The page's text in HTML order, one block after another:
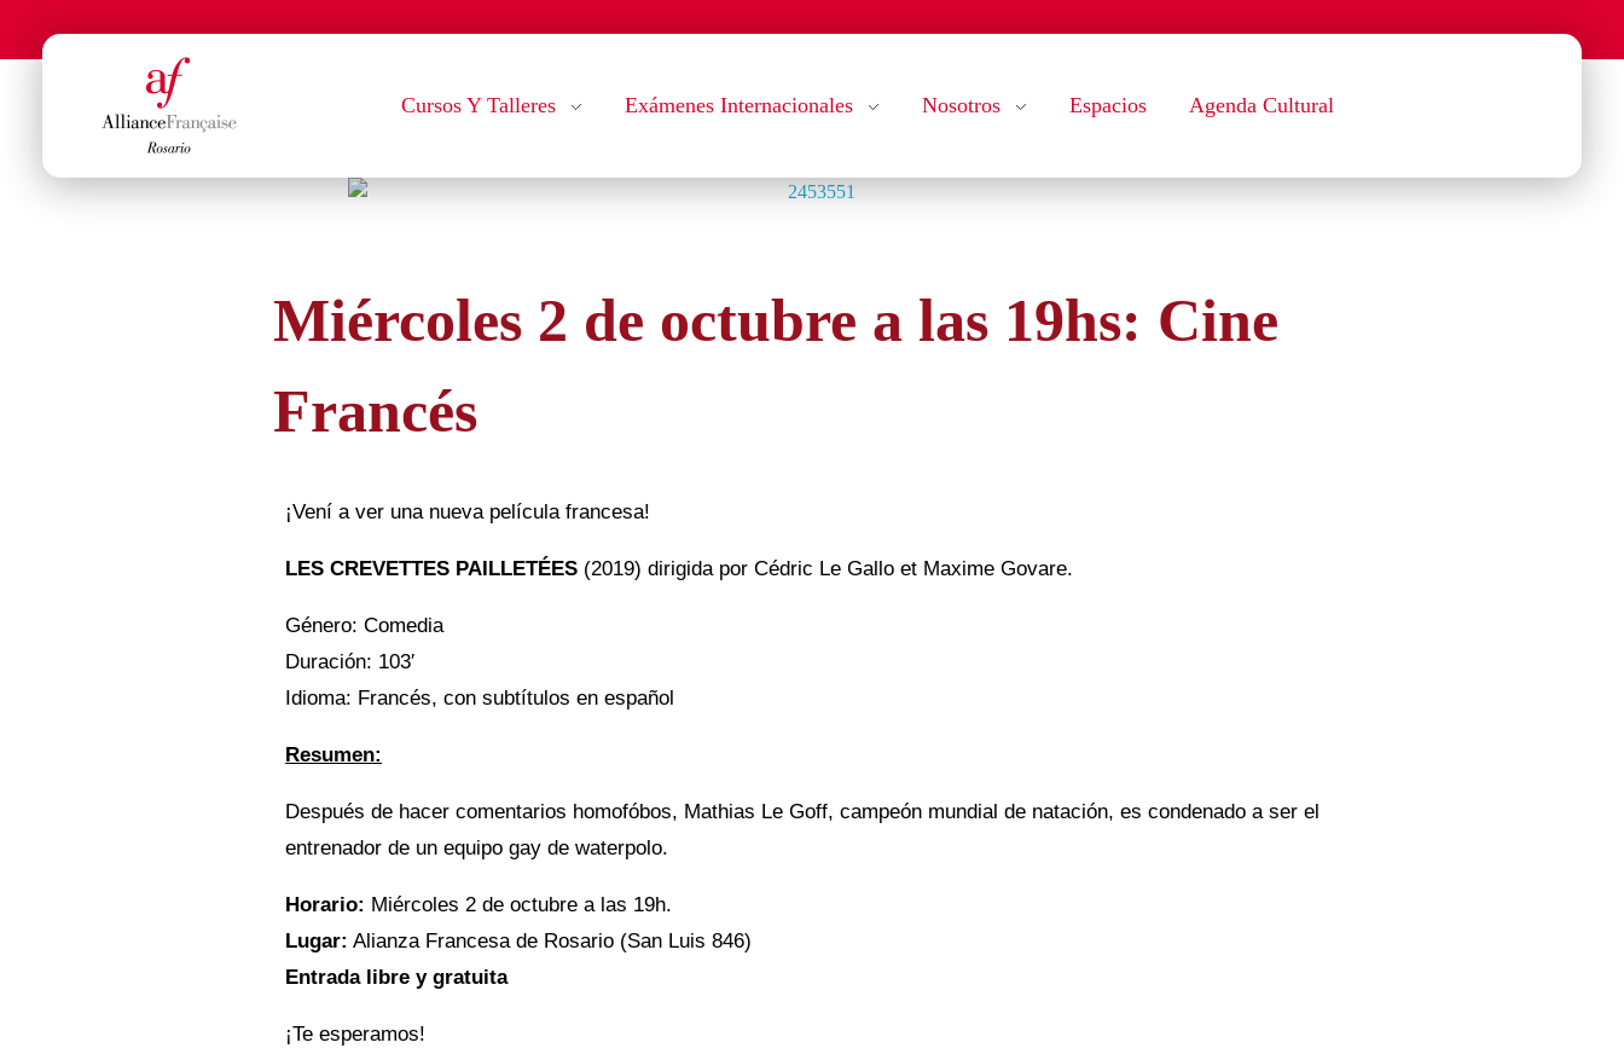
Alianza Francesa de Rosario - Francès en Rosario
Alianza Francesa de Rosario - Francès en Rosario
Cursos Y Talleres Exámenes Internacionales Nosotros Espacios Agenda Cultural
Miércoles 2 de octubre a las 19hs: Cine
Francés
¡Vení a ver una nueva película francesa!
LES CREVETTES PAILLETÉES (2019) dirigida por Cédric Le Gallo et Maxime Govare.
Género: Comedia
Duración: 103′
Idioma: Francés, con subtítulos en español
Resumen:
Después de hacer comentarios homofóbos, Mathias Le Goff, campeón mundial de natación, es condenado a ser el
entrenador de un equipo gay de waterpolo.
Horario: Miércoles 2 de octubre a las 19h.
Lugar: Alianza Francesa de Rosario (San Luis 846)
Entrada libre y gratuita
¡Te esperamos!